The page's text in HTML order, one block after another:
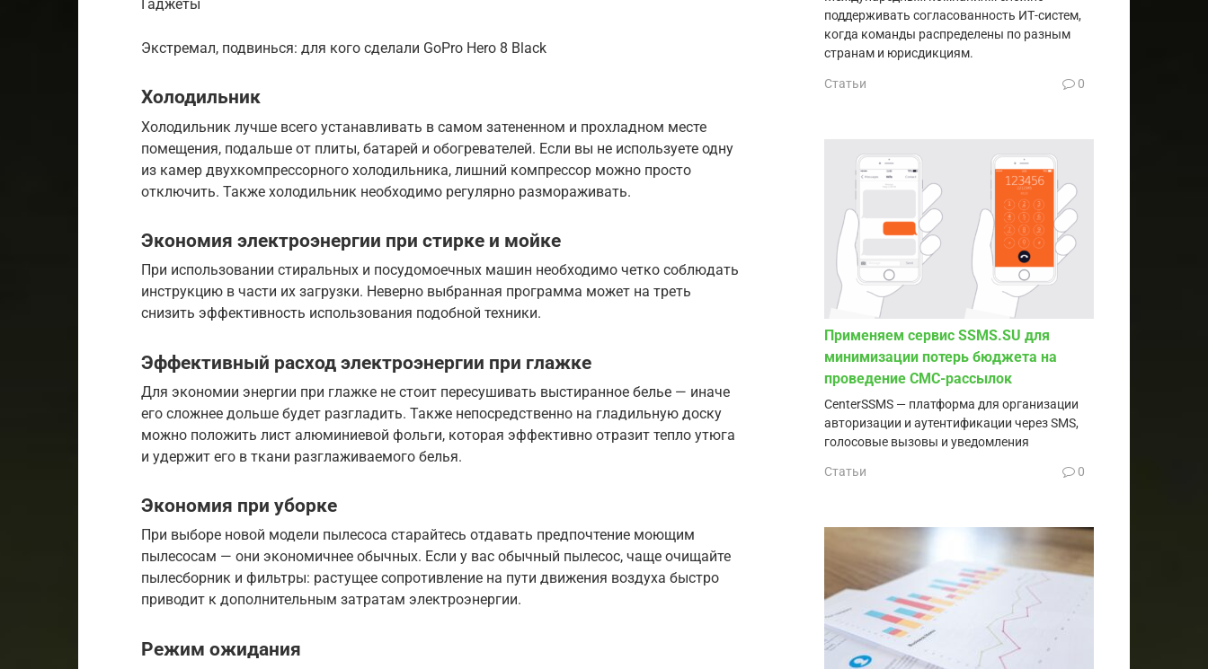
Гаджеты
Экстремал, подвинься: для кого сделали GoPro Hero 8 Black
Холодильник
Холодильник лучше всего устанавливать в самом затененном и прохладном месте
помещения, подальше от плиты, батарей и обогревателей. Если вы не используете одну
из камер двухкомпрессорного холодильника, лишний компрессор можно просто
отключить. Также холодильник необходимо регулярно размораживать.
Экономия электроэнергии при стирке и мойке
При использовании стиральных и посудомоечных машин необходимо четко соблюдать
инструкцию в части их загрузки. Неверно выбранная программа может на треть
снизить эффективность использования подобной техники.
Эффективный расход электроэнергии при глажке
Для экономии энергии при глажке не стоит пересушивать выстиранное белье — иначе
его сложнее дольше будет разгладить. Также непосредственно на гладильную доску
можно положить лист алюминиевой фольги, которая эффективно отразит тепло утюга
и удержит его в ткани разглаживаемого белья.
Экономия при уборке
При выборе новой модели пылесоса старайтесь отдавать предпочтение моющим
пылесосам — они экономичнее обычных. Если у вас обычный пылесос, чаще очищайте
пылесборник и фильтры: растущее сопротивление на пути движения воздуха быстро
приводит к дополнительным затратам электроэнергии.
Режим ожидания
поддерживать согласованность ИТ-систем,
когда команды распределены по разным
странам и юрисдикциям.
Статьи 0
Применяем сервис SSMS.SU для
минимизации потерь бюджета на
проведение СМС-рассылок
CenterSSMS — платформа для организации
авторизации и аутентификации через SMS,
голосовые вызовы и уведомления
Статьи 0